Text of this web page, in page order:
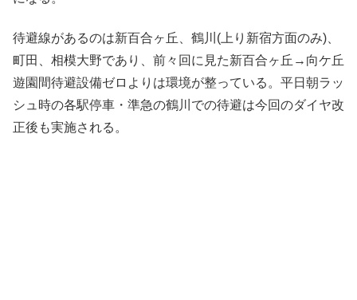
待避線があるのは新百合ヶ丘、鶴川(上り新宿方面のみ)、
町田、相模大野であり、前々回に見た新百合ヶ丘→向ケ丘
遊園間待避設備ゼロよりは環境が整っている。平日朝ラッ
シュ時の各駅停車・準急の鶴川での待避は今回のダイヤ改
正後も実施される。